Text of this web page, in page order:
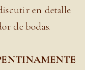
en detalle
de bodas.